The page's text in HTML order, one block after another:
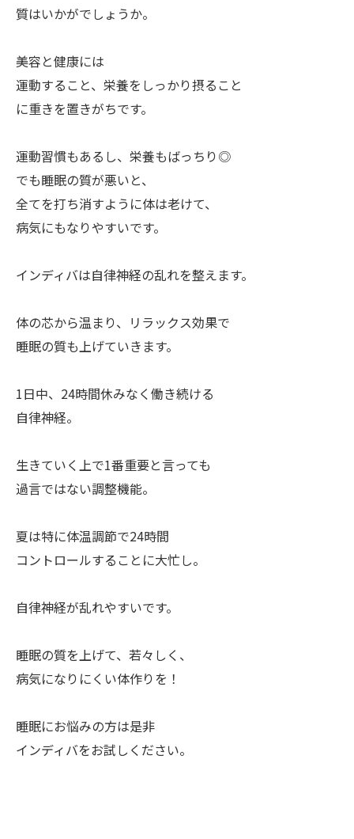
質はいかがでしょうか。
美容と健康には
運動すること、栄養をしっかり摂ること
に重きを置きがちです。
運動習慣もあるし、栄養もばっちり◎
でも睡眠の質が悪いと、
全てを打ち消すように体は老けて、
病気にもなりやすいです。
インディバは自律神経の乱れを整えます。
体の芯から温まり、リラックス効果で
睡眠の質も上げていきます。
1日中、24時間休みなく働き続ける
自律神経。
生きていく上で1番重要と言っても
過言ではない調整機能。
夏は特に体温調節で24時間
コントロールすることに大忙し。
自律神経が乱れやすいです。
睡眠の質を上げて、若々しく、
病気になりにくい体作りを！
睡眠にお悩みの方は是非
インディバをお試しください。